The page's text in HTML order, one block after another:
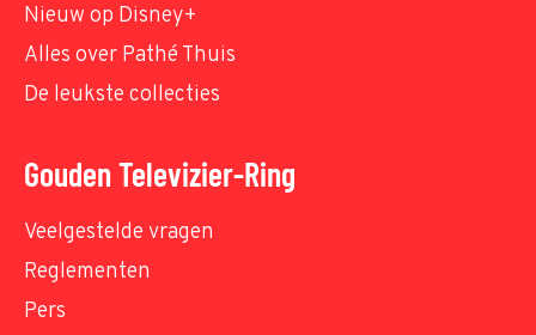
Nieuw op Disney+
Alles over Pathé Thuis
De leukste collecties
Gouden Televizier-Ring
Veelgestelde vragen
Reglementen
Pers